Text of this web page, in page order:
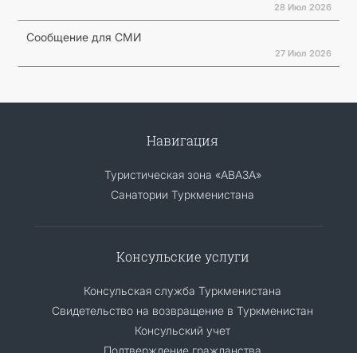
28 Июл 2026
Сообщение для СМИ
27 Июл 2026
Навигация
Туристическая зона «АВАЗА»
Санатории Туркменистана
Консульские услуги
Консульская служба Туркменистана
Свидетельство на возвращение в Туркменистан
Консульский учет
Подтверждение гражданства